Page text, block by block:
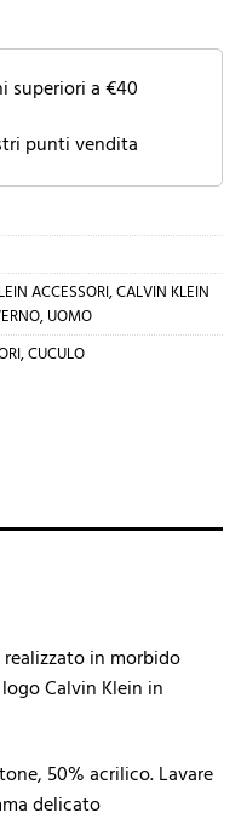
superiori a €40
punti vendita
ACCESSORI,CALVIN KLEIN
, UOMO
,CUCULO
in morbido
Calvin Klein in
50% acrilico. Lavare
delicato